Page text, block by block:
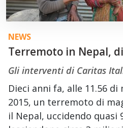
NEWS
Terremoto in Nepal,
Gli interventi di Caritas
Dieci anni fa, alle 11.56
2015, un terremoto di
il Nepal, uccidendo quasi